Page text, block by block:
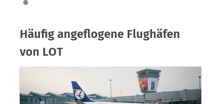
Häufig angeflogene Flughäfen
von LOT